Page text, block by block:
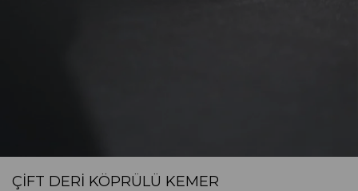
ÇIFT DERI KÖPRÜLÜ KEMER